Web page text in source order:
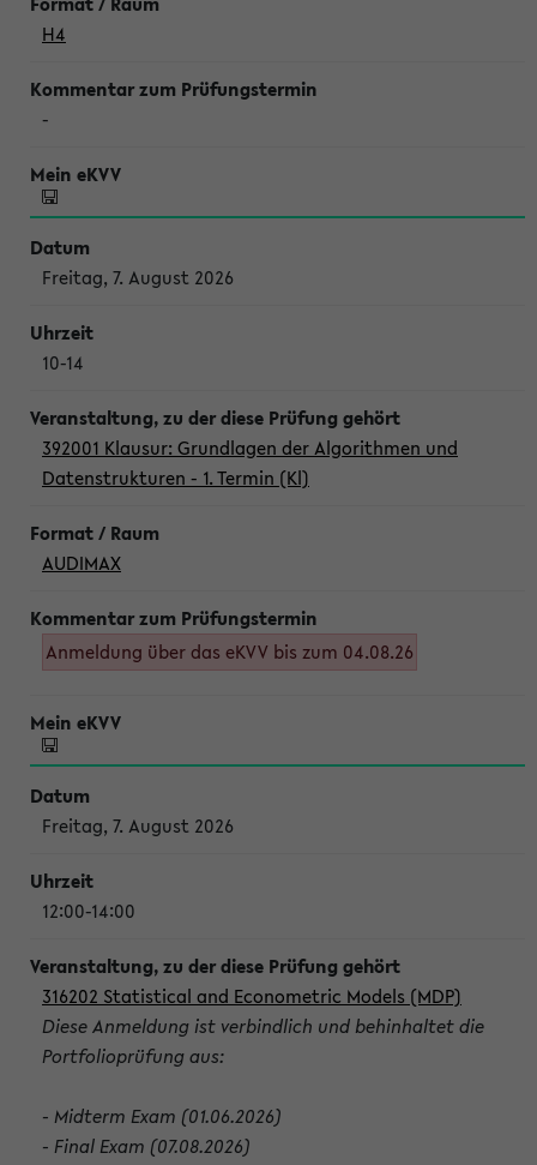
H4
-
Freitag, 7. August 2026
10-14
392001 Klausur: Grundlagen der Algorithmen und
Datenstrukturen - 1. Termin (Kl)
AUDIMAX
Anmeldung über das eKVV bis zum 04.08.26
Freitag, 7. August 2026
12:00-14:00
316202 Statistical and Econometric Models (MDP)
Diese Anmeldung ist verbindlich und behinhaltet die
Portfolioprüfung aus:
- Midterm Exam (01.06.2026)
- Final Exam (07.08.2026)